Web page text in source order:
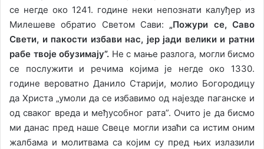
се негде око 1241. године неки непознати калуђер из
Милешеве обратио Светом Сави: „Пожури се, Саво
Свети, и пакости избави нас, јер јади велики и ратни
рабе твоје обузимају”. Не с мање разлога, могли бисмо
се послужити и речима којима је негде око 1330.
године вероватно Данило Старији, молио Богородицу
да Христа „умоли да се избавимо од најезде паганске и
од сваког вреда и међусобног рата”. Очито је да бисмо
ми данас пред наше Свеце могли изаћи са истим оним
жалбама и молитвама са којим су пред њих излазили